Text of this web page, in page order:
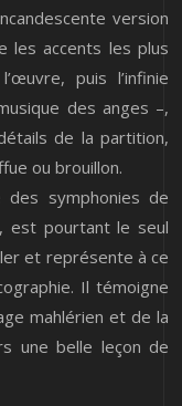
version
les accents les plus
puis l’infinie
des anges –,
de la partition,
ou brouillon.
symphonies de
est pourtant le seul
et représente à ce
Il témoigne
mahlérien et de la
une belle leçon de